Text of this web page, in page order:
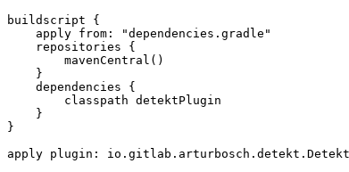
buildscript {
    apply from: "dependencies.gradle"
    repositories {
        mavenCentral()
    }
    dependencies {
        classpath detektPlugin
    }
}
apply plugin: